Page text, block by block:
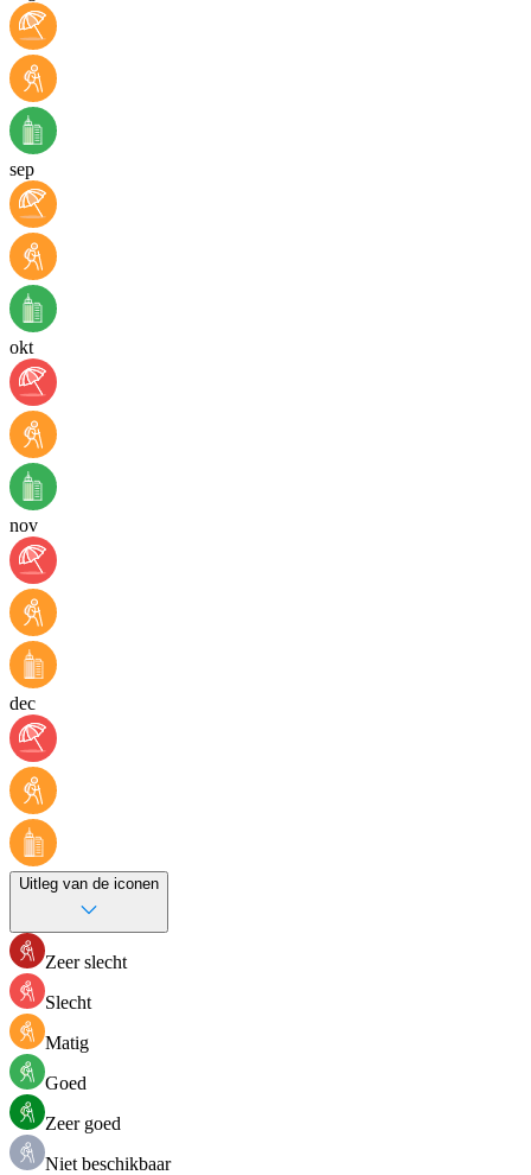
sep
okt
nov
dec
Uitleg van de iconen
Zeer slecht
Slecht
Matig
Goed
Zeer goed
Niet beschikbaar